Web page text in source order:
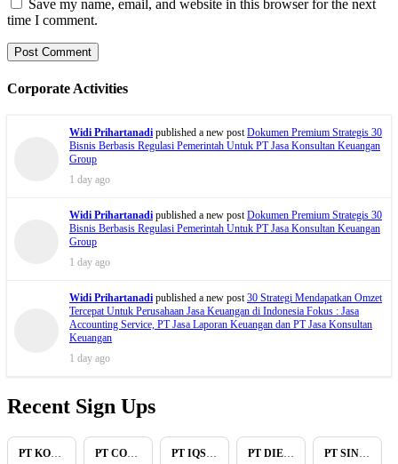
Save my name, email, and website in this browser for the next
time I comment.
Corporate Activities
Widi Prihartanadi published a new post Dokumen Premium Strategis 30
Bisnis Berbasis Regulasi Pemerintah Untuk PT Jasa Konsultan Keuangan
Group
1 day ago
Widi Prihartanadi published a new post Dokumen Premium Strategis 30
Bisnis Berbasis Regulasi Pemerintah Untuk PT Jasa Konsultan Keuangan
Group
1 day ago
Widi Prihartanadi published a new post 30 Strategi Mendapatkan Omzet
Tercepat Untuk Perusahaan Jasa Keuangan di Indonesia Fokus : Jasa
Accounting Service, PT Jasa Laporan Keuangan dan PT Jasa Konsultan
Keuangan
1 day ago
Recent Sign Ups